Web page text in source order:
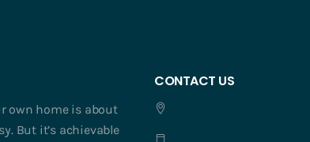
own home is about
But it’s achievable
CONTACT US